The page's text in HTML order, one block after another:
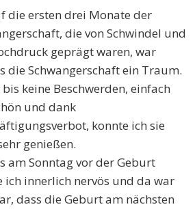
die ersten drei Monate der
die von Schwindel und
geprägt waren, war
die Schwangerschaft ein Traum.
keine Beschwerden, einfach
und dank
konnte ich sie
genießen.
am Sonntag vor der Geburt
ich innerlich nervös und da war
dass die Geburt am nächsten